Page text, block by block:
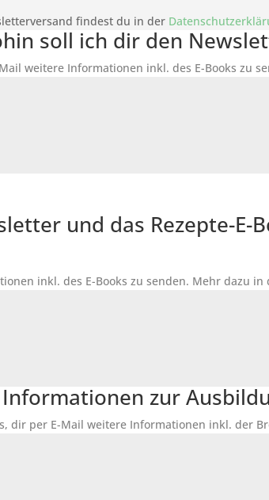
findest du in der
soll ich dir den
weitere Informationen inkl. des E-Books zu
und das Rezepte-E-
inkl. des E-Books zu senden. Mehr dazu in
zur
dir per E-Mail weitere Informationen inkl. der